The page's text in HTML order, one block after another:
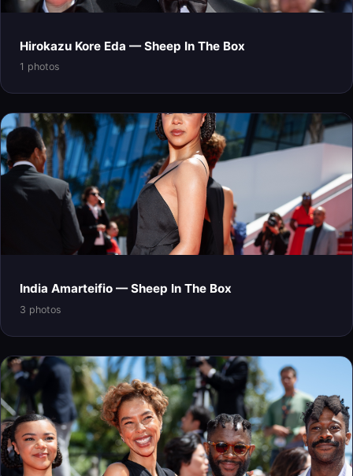
Hirokazu Kore Eda — Sheep In The Box
1 photos
India Amarteifio — Sheep In The Box
3 photos